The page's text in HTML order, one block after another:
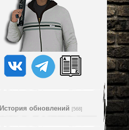
История обновлений [568]